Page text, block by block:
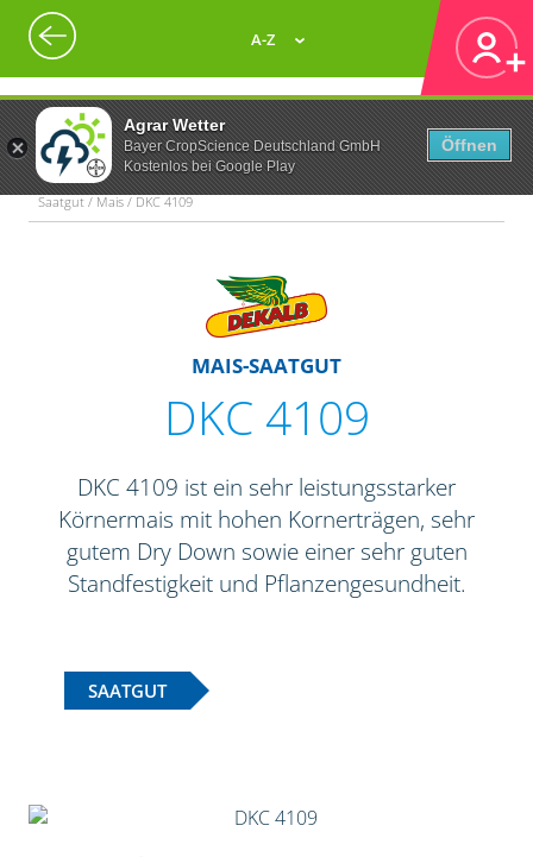
Agrar Wetter
Bayer CropScience Deutschland GmbH
Kostenlos bei Google Play
Öffnen
A-Z
Saatgut / Mais / DKC 4109
MAIS-SAATGUT
DKC 4109
DKC 4109 ist ein sehr leistungsstarker
Körnermais mit hohen Kornerträgen, sehr
gutem Dry Down sowie einer sehr guten
Standfestigkeit und Pflanzengesundheit.
SAATGUT